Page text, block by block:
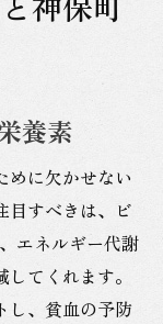
養素
めに欠かせない
目すべきは、ビ
エネルギー代謝
てくれます。
し、貧血の予防